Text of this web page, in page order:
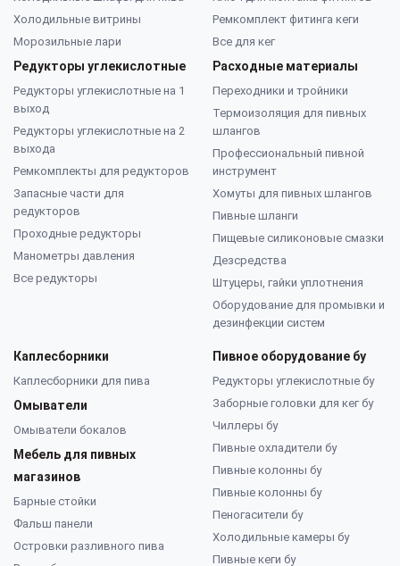
Холодильные витрины
Морозильные лари
Редукторы углекислотные
Редукторы углекислотные на 1
выход
Редукторы углекислотные на 2
выхода
Ремкомплекты для редукторов
Запасные части для
редукторов
Проходные редукторы
Манометры давления
Все редукторы
Ремкомплект фитинга кеги
Все для кег
Расходные материалы
Переходники и тройники
Термоизоляция для пивных
шлангов
Профессиональный пивной
инструмент
Хомуты для пивных шлангов
Пивные шланги
Пищевые силиконовые смазки
Дезсредства
Штуцеры, гайки уплотнения
Оборудование для промывки и
дезинфекции систем
Каплесборники
Каплесборники для пива
Омыватели
Омыватели бокалов
Мебель для пивных
магазинов
Барные стойки
Фальш панели
Островки разливного пива
Пивное оборудование бу
Редукторы углекислотные бу
Заборные головки для кег бу
Чиллеры бу
Пивные охладители бу
Пивные колонны бу
Пивные колонны бу
Пеногасители бу
Холодильные камеры бу
Пивные кеги бу